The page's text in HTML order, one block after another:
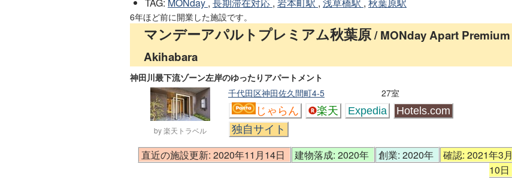
6年ほど前に開業した施設です。
マンデーアパルトプレミアム秋葉原/ MONday Apart Premium
Akihabara
神田川最下流ゾーン左岸のゆったりアパートメント
by 楽天トラベル
27室
千代田区神田佐久間町4-5
じゃらん
楽天 Expedia
Hotels.com
独自サイト
直近の施設更新: 2020年11月14日 建物落成: 2020年 創業: 2020年
確認: 2021年3月
10日